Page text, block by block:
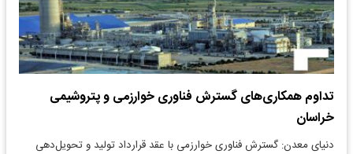
تداوم همکاری‌های گسترش فناوری خوارزمی و پتروشیمی
خراسان
دنیای معدن: گسترش فناوری خوارزمی با عقد قرارداد تولید و تحویل‌دهی